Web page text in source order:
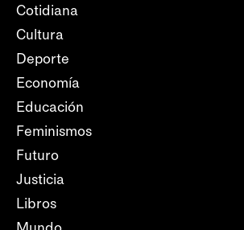
Cotidiana
Cultura
Deporte
Economía
Educación
Feminismos
Futuro
Justicia
Libros